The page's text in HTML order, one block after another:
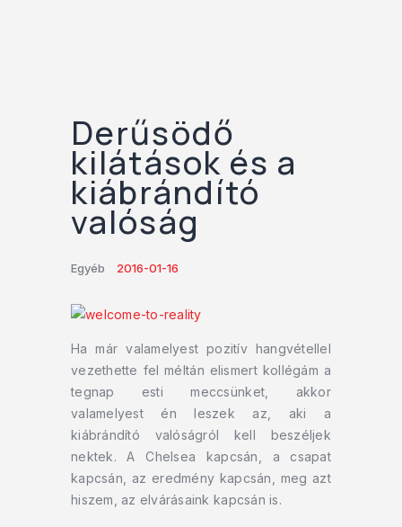
Derűsödő
kilátások és a
kiábrándító
valóság
Egyéb 2016-01-16
Ha már valamelyest pozitív hangvétellel
vezethette fel méltán elismert kollégám a
tegnap esti meccsünket, akkor
valamelyest én leszek az, aki a
kiábrándító valóságról kell beszéljek
nektek. A Chelsea kapcsán, a csapat
kapcsán, az eredmény kapcsán, meg azt
hiszem, az elvárásaink kapcsán is.